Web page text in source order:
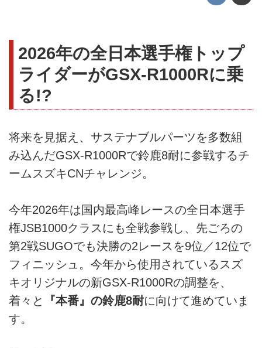
2026年の全日本選手権トップ
ライダーがGSX-R1000Rに乗
る!?
将来を見据え、サステナブルパーツを多数組
み込んだGSX-R1000Rで鈴鹿8耐に参戦するチ
ームスズキCNチャレンジ。
今年2026年は国内最高峰レースの全日本選手
権JSB1000クラスにも全戦参戦し、先ごろの
第2戦SUGOでも決勝の2レースを9位／12位で
フィニッシュ。今年から使用されているスズ
キオリジナルの新GSX-R1000Rの調整を、
着々と
『本番』の鈴鹿8耐に向けて進めていま
す。